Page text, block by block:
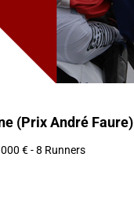
(Prix André Faure)
€ - 8 Runners